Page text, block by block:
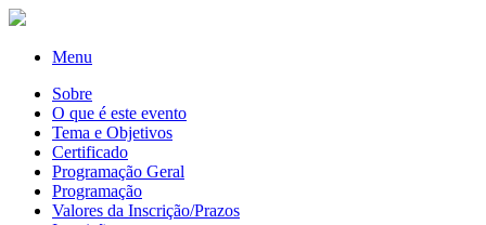
Menu
Sobre
O que é este evento
Tema e Objetivos
Certificado
Programação Geral
Programação
Valores da Inscrição/Prazos